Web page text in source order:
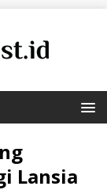
Lansia